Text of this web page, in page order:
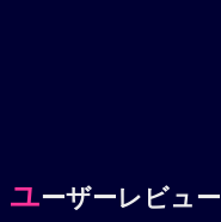
ユーザーレビュー